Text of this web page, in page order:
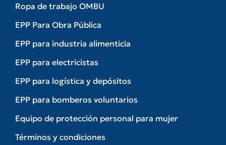
Ropa de trabajo OMBU
EPP Para Obra Pública
EPP para industria alimenticia
EPP para electricistas
EPP para logística y depósitos
EPP para bomberos voluntarios
Equipo de protección personal para mujer
Términos y condiciones